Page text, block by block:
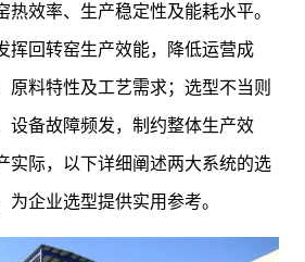
热效率、生产稳定性及能耗水平。
挥回转窑生产效能，降低运营成
原料特性及工艺需求；选型不当则
设备故障频发，制约整体生产效
实际，以下详细阐述两大系统的选
为企业选型提供实用参考。